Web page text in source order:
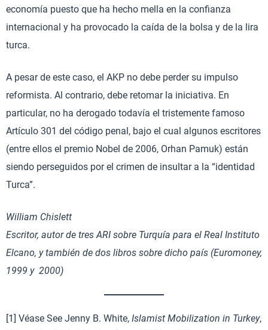
economía puesto que ha hecho mella en la confianza
internacional y ha provocado la caída de la bolsa y de la lira
turca.
A pesar de este caso, el AKP no debe perder su impulso
reformista. Al contrario, debe retomar la iniciativa. En
particular, no ha derogado todavía el tristemente famoso
Artículo 301 del código penal, bajo el cual algunos escritores
(entre ellos el premio Nobel de 2006, Orhan Pamuk) están
siendo perseguidos por el crimen de insultar a la “identidad
Turca”.
William Chislett
Escritor, autor de tres ARI sobre Turquía para el Real Instituto
Elcano, y también de dos libros sobre dicho país (Euromoney,
1999 y 2000)
[1] Véase See Jenny B. White, Islamist Mobilization in Turkey,